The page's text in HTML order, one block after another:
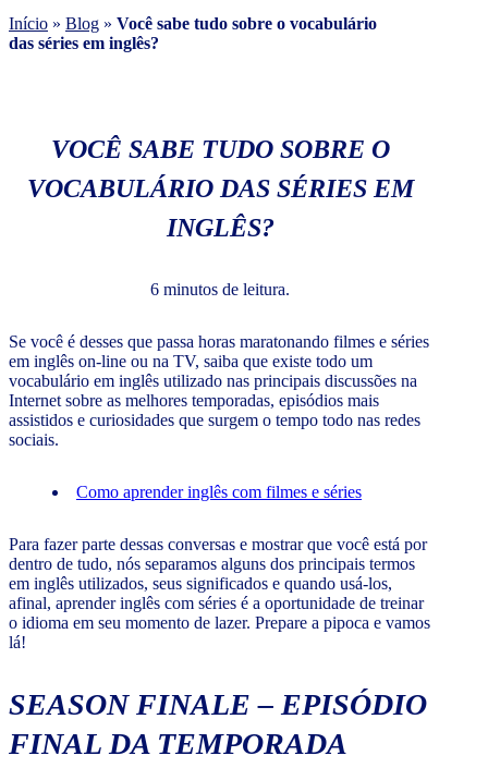
Início » Blog » Você sabe tudo sobre o vocabulário
das séries em inglês?
VOCÊ SABE TUDO SOBRE O
VOCABULÁRIO DAS SÉRIES EM
INGLÊS?
6 minutos de leitura.
Se você é desses que passa horas maratonando filmes e séries
em inglês on-line ou na TV, saiba que existe todo um
vocabulário em inglês utilizado nas principais discussões na
Internet sobre as melhores temporadas, episódios mais
assistidos e curiosidades que surgem o tempo todo nas redes
sociais.
Como aprender inglês com filmes e séries
Para fazer parte dessas conversas e mostrar que você está por
dentro de tudo, nós separamos alguns dos principais termos
em inglês utilizados, seus significados e quando usá-los,
afinal, aprender inglês com séries é a oportunidade de treinar
o idioma em seu momento de lazer. Prepare a pipoca e vamos
lá!
SEASON FINALE – EPISÓDIO
FINAL DA TEMPORADA